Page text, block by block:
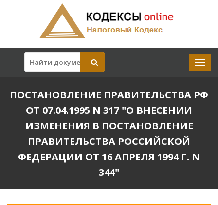
ПОСТАНОВЛЕНИЕ ПРАВИТЕЛЬСТВА РФ
ОТ 07.04.1995 N 317 "О ВНЕСЕНИИ
ИЗМЕНЕНИЯ В ПОСТАНОВЛЕНИЕ
ПРАВИТЕЛЬСТВА РОССИЙСКОЙ
ФЕДЕРАЦИИ ОТ 16 АПРЕЛЯ 1994 Г. N
344"